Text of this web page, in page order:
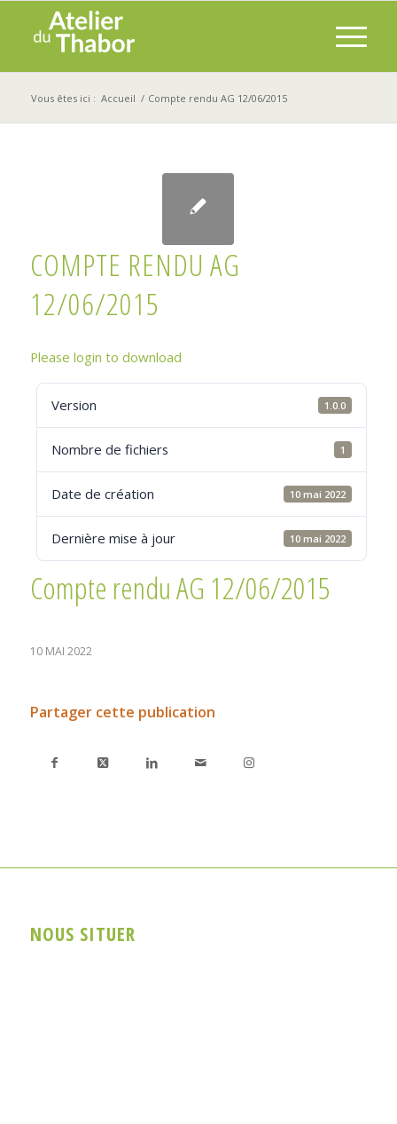
Vous êtes ici : Accueil / Compte rendu AG 12/06/2015
COMPTE RENDU AG
12/06/2015
Please login to download
Version 1.0.0
Nombre de fichiers 1
Date de création 10 mai 2022
Dernière mise à jour 10 mai 2022
Compte rendu AG 12/06/2015
10 MAI 2022
Partager cette publication
NOUS SITUER